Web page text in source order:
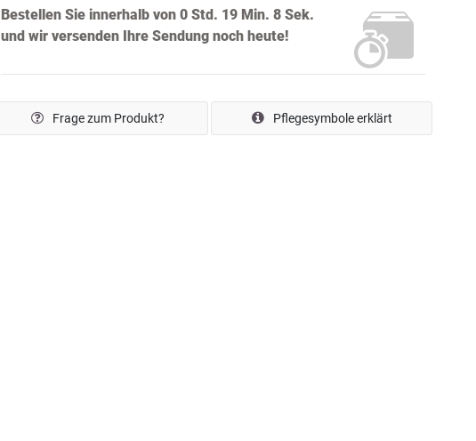
Bestellen Sie innerhalb von 0 Std. 19 Min. 7 Sek.
und wir versenden Ihre Sendung noch heute!
Frage zum Produkt? Pflegesymbole erklärt